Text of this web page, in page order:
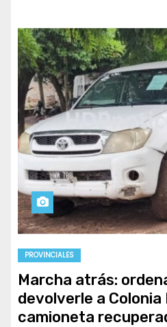
PROVINCIALES
Marcha atrás:
devolverle a
camioneta